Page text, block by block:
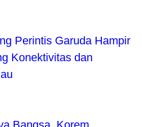
Perintis Garuda Hampir
Konektivitas dan